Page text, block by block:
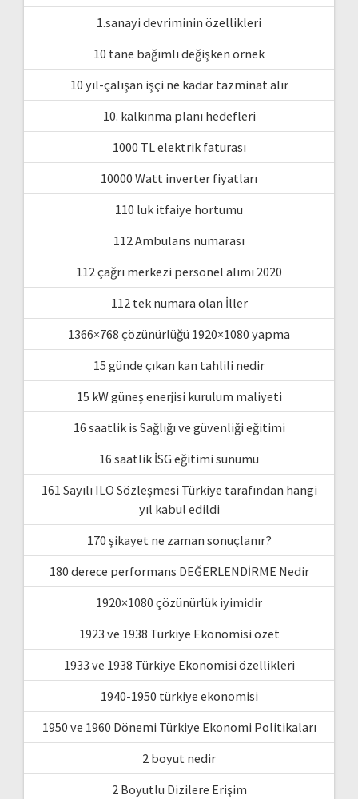
1.sanayi devriminin özellikleri
10 tane bağımlı değişken örnek
10 yıl-çalışan işçi ne kadar tazminat alır
10. kalkınma planı hedefleri
1000 TL elektrik faturası
10000 Watt inverter fiyatları
110 luk itfaiye hortumu
112 Ambulans numarası
112 çağrı merkezi personel alımı 2020
112 tek numara olan İller
1366×768 çözünürlüğü 1920×1080 yapma
15 günde çıkan kan tahlili nedir
15 kW güneş enerjisi kurulum maliyeti
16 saatlik is Sağlığı ve güvenliği eğitimi
16 saatlik İSG eğitimi sunumu
161 Sayılı ILO Sözleşmesi Türkiye tarafından hangi
yıl kabul edildi
170 şikayet ne zaman sonuçlanır?
180 derece performans DEĞERLENDİRME Nedir
1920×1080 çözünürlük iyimidir
1923 ve 1938 Türkiye Ekonomisi özet
1933 ve 1938 Türkiye Ekonomisi özellikleri
1940-1950 türkiye ekonomisi
1950 ve 1960 Dönemi Türkiye Ekonomi Politikaları
2 boyut nedir
2 Boyutlu Dizilere Erişim